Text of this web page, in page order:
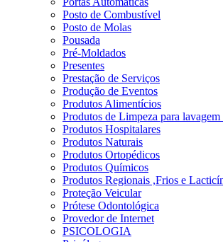
Posto de Combustível
Posto de Molas
Pousada
Pré-Moldados
Presentes
Prestação de Serviços
Produção de Eventos
Produtos Alimentícios
Produtos de Limpeza para lavagem
Produtos Hospitalares
Produtos Naturais
Produtos Ortopédicos
Produtos Químicos
Produtos Regionais ,Frios e
Proteção Veicular
Prótese Odontológica
Provedor de Internet
PSICOLOGIA